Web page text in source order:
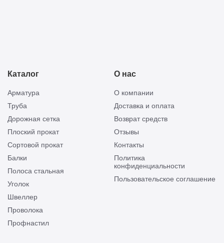
Каталог
Арматура
Труба
Дорожная сетка
Плоский прокат
Сортовой прокат
Балки
Полоса стальная
Уголок
Швеллер
Проволока
Профнастил
О нас
О компании
Доставка и оплата
Возврат средств
Отзывы
Контакты
Политика
конфиденциальности
Пользовательское соглашение